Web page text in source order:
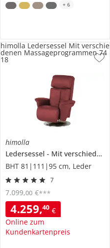
+ 6
Dean
himolla
Ledersessel
Mit verschiedenen Massageprogrammen
BHT 81|111|95 cm, Leder
7
4.259,40 €
Online zum
Kundenkartenpreis
7.099,00 €***
himolla Ledersessel Mit verschie
denen Massageprogrammen 74
18